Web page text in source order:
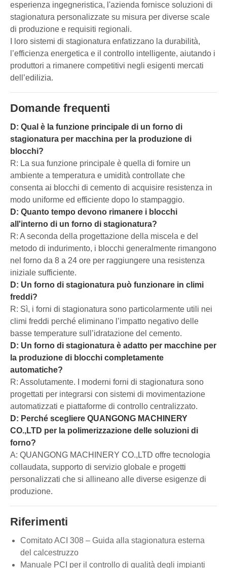
esperienza ingegneristica, l'azienda fornisce soluzioni di
stagionatura personalizzate su misura per diverse scale
di produzione e requisiti regionali.
I loro sistemi di stagionatura enfatizzano la durabilità,
l’efficienza energetica e il controllo intelligente, aiutando i
produttori a rimanere competitivi negli esigenti mercati
dell’edilizia.
Domande frequenti
D: Qual è la funzione principale di un forno di
stagionatura per macchina per la produzione di
blocchi?
R: La sua funzione principale è quella di fornire un
ambiente a temperatura e umidità controllate che
consenta ai blocchi di cemento di acquisire resistenza in
modo uniforme ed efficiente dopo lo stampaggio.
D: Quanto tempo devono rimanere i blocchi
all'interno di un forno di stagionatura?
R: A seconda della progettazione della miscela e del
metodo di indurimento, i blocchi generalmente rimangono
nel forno da 8 a 24 ore per raggiungere una resistenza
iniziale sufficiente.
D: Un forno di stagionatura può funzionare in climi
freddi?
R: Sì, i forni di stagionatura sono particolarmente utili nei
climi freddi perché eliminano l’impatto negativo delle
basse temperature sull’idratazione del cemento.
D: Un forno di stagionatura è adatto per macchine per
la produzione di blocchi completamente
automatiche?
R: Assolutamente. I moderni forni di stagionatura sono
progettati per integrarsi con sistemi di movimentazione
automatizzati e piattaforme di controllo centralizzato.
D: Perché scegliere QUANGONG MACHINERY
CO.,LTD per la polimerizzazione delle soluzioni di
forno?
A: QUANGONG MACHINERY CO.,LTD offre tecnologia
collaudata, supporto di servizio globale e progetti
personalizzati che si allineano alle diverse esigenze di
produzione.
Riferimenti
Comitato ACI 308 – Guida alla stagionatura esterna
del calcestruzzo
Manuale PCI per il controllo di qualità degli impianti